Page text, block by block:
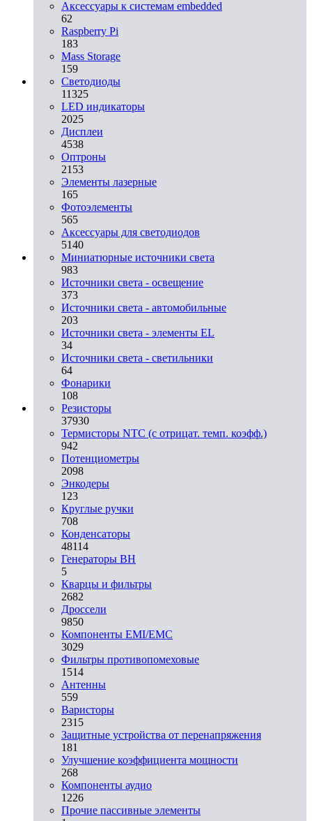
Аксессуары к системам embedded
62
Raspberry Pi
183
Mass Storage
159
Светодиоды
11325
LED индикаторы
2025
Дисплеи
4538
Оптроны
2153
Элементы лазерные
165
Фотоэлементы
565
Аксессуары для светодиодов
5140
Миниатюрные источники света
983
Источники света - освещение
373
Источники света - автомобильные
203
Источники света - элементы EL
34
Источники света - светильники
64
Фонарики
108
Резисторы
37930
Термисторы NTC (с отрицат. темп. коэфф.)
942
Потенциометры
2098
Энкодеры
123
Круглые ручки
708
Конденсаторы
48114
Генераторы ВН
5
Кварцы и фильтры
2682
Дроссели
9850
Компоненты EMI/EMC
3029
Фильтры противопомеховые
1514
Антенны
559
Варисторы
2315
Защитные устройства от перенапряжения
181
Улучшение коэффициента мощности
268
Компоненты аудио
1226
Прочие пассивные элементы